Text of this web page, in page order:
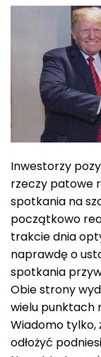
Inwestorzy
rzeczy patowe
spotkania na
początkowo
trakcie dnia
naprawdę o
spotkania
Obie strony
wielu punktach
Wiadomo tylko,
odłożyć